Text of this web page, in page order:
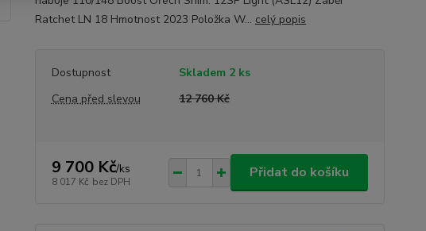
Ratchet LN 18 Hmotnost 2023 Položka W... celý popis
Dostupnost
Skladem 2 ks
Cena před slevou
12 760 Kč
9 700 Kč/ks
8 017 Kč bez DPH
Přidat do košíku